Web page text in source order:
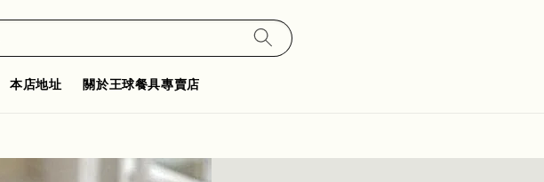
本店地址 關於王球餐具專賣店